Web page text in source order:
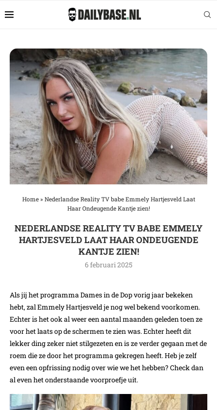
Home» Nederlandse Reality TV babe Emmely Hartjesveld Laat
Haar Ondeugende Kantje zien!
NEDERLANDSE REALITY TV BABE EMMELY
HARTJESVELD LAAT HAAR ONDEUGENDE
KANTJE ZIEN!
6 februari 2025
Als jij het programma Dames in de Dop vorig jaar bekeken
hebt, zal Emmely Hartjesveld je nog wel bekend voorkomen.
Echter is het ook al weer een aantal maanden geleden toen ze
voor het laats op de schermen te zien was. Echter heeft dit
lekker ding zeker niet stilgezeten en is ze verder gegaan met de
roem die ze door het programma gekregen heeft. Heb je zelf
even een opfrissing nodig over wie we het hebben? Check dan
al even het onderstaande voorproefje uit.